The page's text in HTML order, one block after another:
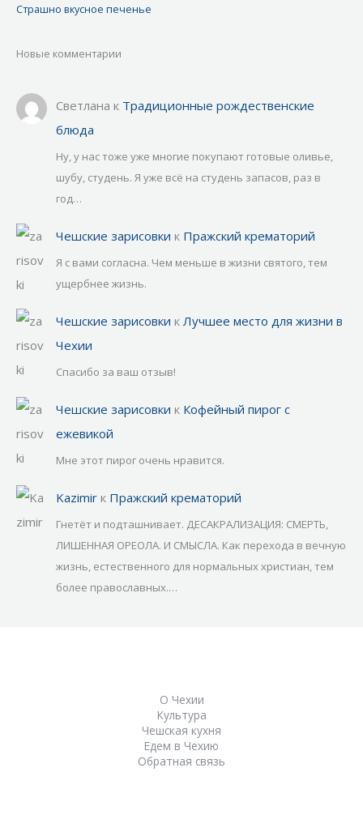
Страшно вкусное печенье
Новые комментарии
Светлана к Традиционные рождественские
блюда
Ну, у нас тоже уже многие покупают готовые оливье,
шубу, студень. Я уже всё на студень запасов, раз в
год…
Чешские зарисовки к Пражский крематорий
Я с вами согласна. Чем меньше в жизни святого, тем
ущербнее жизнь.
Чешские зарисовки к Лучшее место для жизни в
Чехии
Спасибо за ваш отзыв!
Чешские зарисовки к Кофейный пирог с
ежевикой
Мне этот пирог очень нравится.
Kazimirк Пражский крематорий
Гнетёт и подташнивает. ДЕСАКРАЛИЗАЦИЯ: СМЕРТЬ,
ЛИШЕННАЯ ОРЕОЛА. И СМЫСЛА. Как перехода в вечную
жизнь, естественного для нормальных христиан, тем
более православных.…
О Чехии
Культура
Чешская кухня
Едем в Чехию
Обратная связь